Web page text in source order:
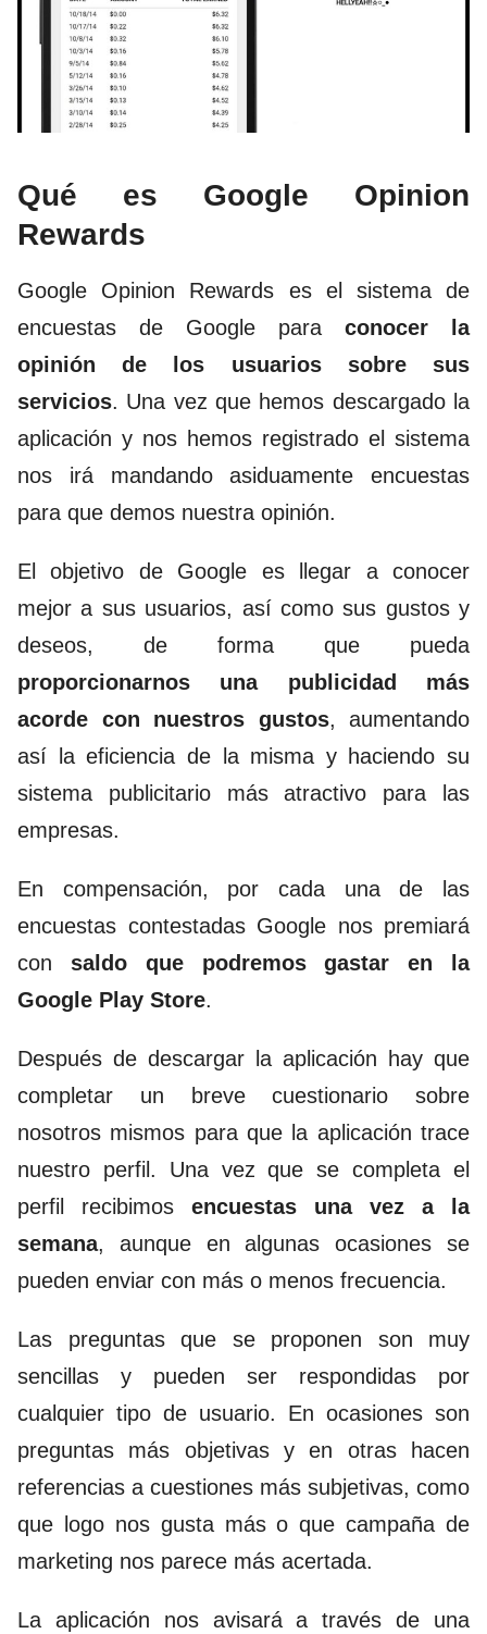
Qué es Google Opinion
Rewards
Google Opinion Rewards es el sistema de
encuestas de Google para conocer la
opinión de los usuarios sobre sus
servicios. Una vez que hemos descargado la
aplicación y nos hemos registrado el sistema
nos irá mandando asiduamente encuestas
para que demos nuestra opinión.
El objetivo de Google es llegar a conocer
mejor a sus usuarios, así como sus gustos y
deseos, de forma que pueda
proporcionarnos una publicidad más
acorde con nuestros gustos, aumentando
así la eficiencia de la misma y haciendo su
sistema publicitario más atractivo para las
empresas.
En compensación, por cada una de las
encuestas contestadas Google nos premiará
con saldo que podremos gastar en la
Google Play Store.
Después de descargar la aplicación hay que
completar un breve cuestionario sobre
nosotros mismos para que la aplicación trace
nuestro perfil. Una vez que se completa el
perfil recibimos encuestas una vez a la
semana, aunque en algunas ocasiones se
pueden enviar con más o menos frecuencia.
Las preguntas que se proponen son muy
sencillas y pueden ser respondidas por
cualquier tipo de usuario. En ocasiones son
preguntas más objetivas y en otras hacen
referencias a cuestiones más subjetivas, como
que logo nos gusta más o que campaña de
marketing nos parece más acertada.
La aplicación nos avisará a través de una